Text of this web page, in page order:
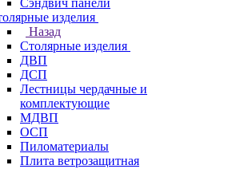
Сэндвич панели
изделия
Назад
Столярные изделия
ДВП
ДСП
Лестницы чердачные и
комплектующие
МДВП
ОСП
Пиломатериалы
Плита ветрозащитная